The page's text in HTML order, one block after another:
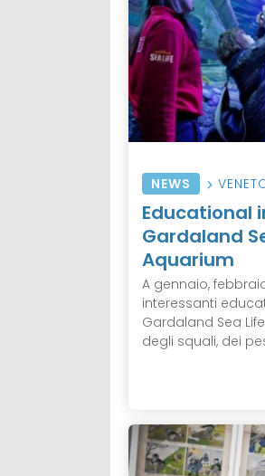
NEWS
Educational
Gardaland
Aquarium
A gennaio,
interessanti
Gardaland Sea
degli squali, dei